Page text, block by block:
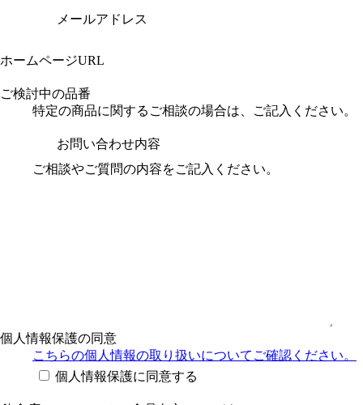
メールアドレス
ホームページURL
ご検討中の品番
特定の商品に関するご相談の場合は、ご記入ください。
お問い合わせ内容
ご相談やご質問の内容をご記入ください。
個人情報保護の同意
こちらの個人情報の取り扱いについてご確認ください。
個人情報保護に同意する